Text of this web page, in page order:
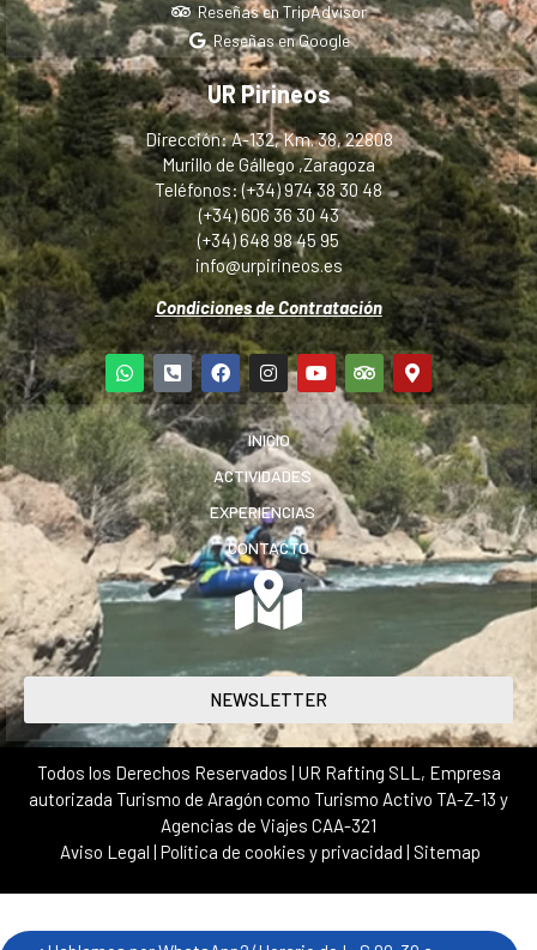
Reseñas en TripAdvisor
Reseñas en Google
UR Pirineos
Dirección: A-132, Km. 38, 22808
Murillo de Gállego ,Zaragoza
Teléfonos: (+34) 974 38 30 48
(+34) 606 36 30 43
(+34) 648 98 45 95
info@urpirineos.es
Condiciones de Contratación
INICIO
ACTIVIDADES
EXPERIENCIAS
CONTACTO
NEWSLETTER
Todos los Derechos Reservados | UR Rafting SLL, Empresa
autorizada Turismo de Aragón como Turismo Activo TA-Z-13 y
Agencias de Viajes CAA-321
Aviso Legal | Política de cookies y privacidad | Sitemap